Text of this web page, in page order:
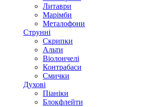
Литаври
Марімби
Металофони
Струнні
Скрипки
Альти
Віолончелі
Контрабаси
Смички
Духові
Піаніки
Блокфлейти